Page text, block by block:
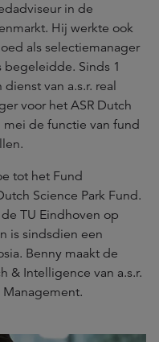
in de
Hij werkte ook
als selectiemanager
begeleidde. Sinds 1
van a.s.r. real
voor het ASR Dutch
mei de functie van fund
tot het Fund
Science Park Fund.
TU Eindhoven op
is sindsdien een
Benny maakt de
& Intelligence van a.s.r.